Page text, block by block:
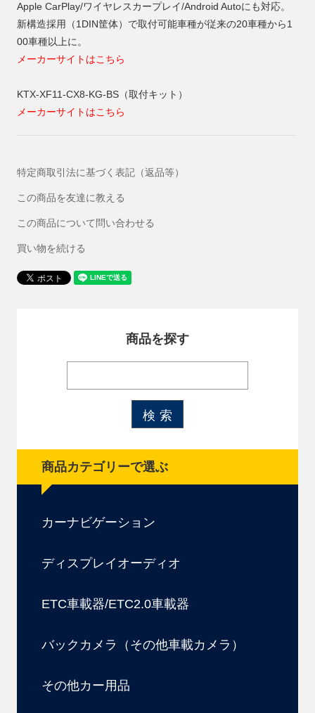
Apple CarPlay/ワイヤレスカープレイ/Android Autoにも対応。
新構造採用（1DIN筐体）で取付可能車種が従来の20車種から1
00車種以上に。
メーカーサイトはこちら
KTX-XF11-CX8-KG-BS（取付キット）
メーカーサイトはこちら
特定商取引法に基づく表記（返品等）
この商品を友達に教える
この商品について問い合わせる
買い物を続ける
商品を探す
商品カテゴリーで選ぶ
カーナビゲーション
ディスプレイオーディオ
ETC車載器/ETC2.0車載器
バックカメラ（その他車載カメラ）
その他カー用品